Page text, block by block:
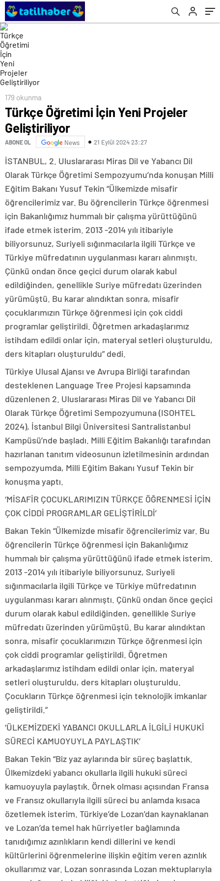
179 okunma
Türkçe Öğretimi İçin Yeni Projeler
Geliştiriliyor
ABONE OL News 21 Eylül 2024 23:27
İSTANBUL, 2. Uluslararası Miras Dil ve Yabancı Dil
Olarak Türkçe Öğretimi Sempozyumu’nda konuşan Milli
Eğitim Bakanı Yusuf Tekin “Ülkemizde misafir
öğrencilerimiz var. Bu öğrencilerin Türkçe öğrenmesi
için Bakanlığımız hummalı bir çalışma yürüttüğünü
ifade etmek isterim. 2013 -2014 yılı itibariyle
biliyorsunuz, Suriyeli sığınmacılarla ilgili Türkçe ve
Türkiye müfredatının uygulanması kararı alınmıştı.
Çünkü ondan önce geçici durum olarak kabul
edildiğinden, genellikle Suriye müfredatı üzerinden
yürümüştü. Bu karar alındıktan sonra, misafir
çocuklarımızın Türkçe öğrenmesi için çok ciddi
programlar geliştirildi. Öğretmen arkadaşlarımız
istihdam edildi onlar için, materyal setleri oluşturuldu,
ders kitapları oluşturuldu” dedi.
Türkiye Ulusal Ajansı ve Avrupa Birliği tarafından
desteklenen Language Tree Projesi kapsamında
düzenlenen 2. Uluslararası Miras Dil ve Yabancı Dil
Olarak Türkçe Öğretimi Sempozyumuna (ISOHTEL
2024), İstanbul Bilgi Üniversitesi Santralistanbul
Kampüsü’nde başladı. Milli Eğitim Bakanlığı tarafından
hazırlanan tanıtım videosunun izletilmesinin ardından
sempozyumda, Milli Eğitim Bakanı Yusuf Tekin bir
konuşma yaptı.
‘MİSAFİR ÇOCUKLARIMIZIN TÜRKÇE ÖĞRENMESİ İÇİN
ÇOK CİDDİ PROGRAMLAR GELİŞTİRİLDİ’
Bakan Tekin “Ülkemizde misafir öğrencilerimiz var. Bu
öğrencilerin Türkçe öğrenmesi için Bakanlığımız
hummalı bir çalışma yürüttüğünü ifade etmek isterim.
2013 -2014 yılı itibariyle biliyorsunuz, Suriyeli
sığınmacılarla ilgili Türkçe ve Türkiye müfredatının
uygulanması kararı alınmıştı. Çünkü ondan önce geçici
durum olarak kabul edildiğinden, genellikle Suriye
müfredatı üzerinden yürümüştü. Bu karar alındıktan
sonra, misafir çocuklarımızın Türkçe öğrenmesi için
çok ciddi programlar geliştirildi. Öğretmen
arkadaşlarımız istihdam edildi onlar için, materyal
setleri oluşturuldu, ders kitapları oluşturuldu.
Çocukların Türkçe öğrenmesi için teknolojik imkanlar
geliştirildi.”
‘ÜLKEMİZDEKİ YABANCI OKULLARLA İLGİLİ HUKUKİ
SÜRECİ KAMUOYUYLA PAYLAŞTIK’
Bakan Tekin “Biz yaz aylarında bir süreç başlattık.
Ülkemizdeki yabancı okullarla ilgili hukuki süreci
kamuoyuyla paylaştık. Örnek olması açısından Fransa
ve Fransız okullarıyla ilgili süreci bu anlamda kısaca
özetlemek isterim. Türkiye’de Lozan’dan kaynaklanan
ve Lozan’da temel hak hürriyetler bağlamında
tanıdığımız azınlıkların kendi dillerini ve kendi
kültürlerini öğrenmelerine ilişkin eğitim veren azınlık
okullarımız var. Lozan sonrasında Lozan mektuplarıyla